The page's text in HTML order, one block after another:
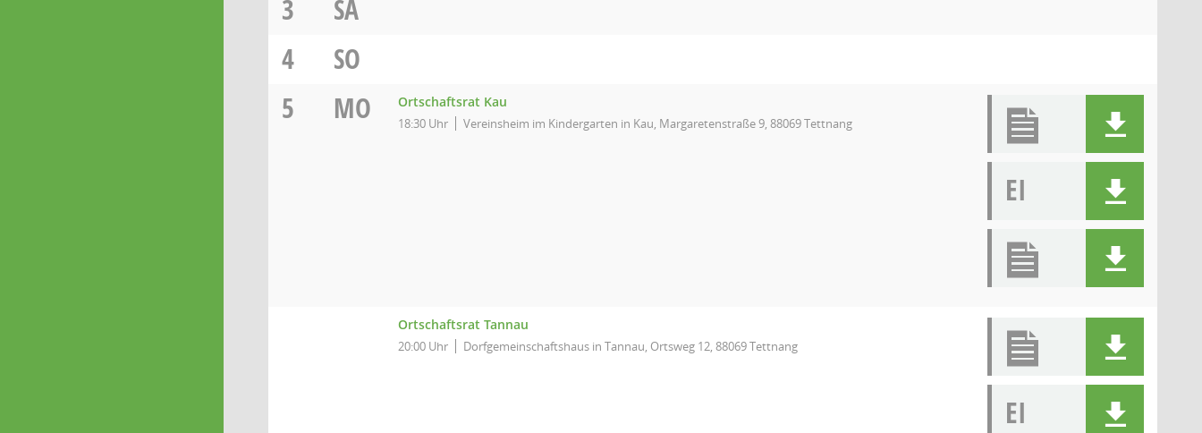
3
SA
4
SO
5
MO Ortschaftsrat Kau
18:30 Uhr Vereinsheim im Kindergarten in Kau, Margaretenstraße 9, 88069 Tettnang
EI
Ortschaftsrat Tannau
20:00 Uhr Dorfgemeinschaftshaus in Tannau, Ortsweg 12, 88069 Tettnang
EI